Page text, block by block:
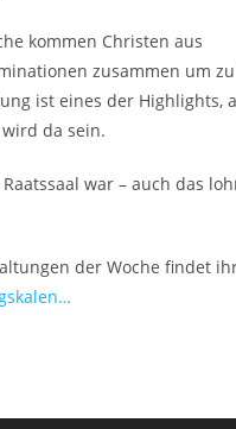
kommen Christen aus
zusammen um
ist eines der Highlights,
da sein.
war – auch das
der Woche findet